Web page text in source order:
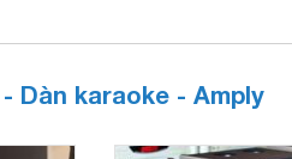
Dàn karaoke - Amply